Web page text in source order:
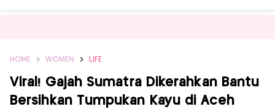
HOME WOMEN LIFE
Viral! Gajah Sumatra Dikerahkan Bantu
Bersihkan Tumpukan Kayu di Aceh